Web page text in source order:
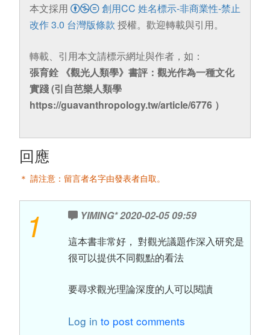
本文採用
創用CC 姓名標示-非商業性-禁止
改作 3.0 台灣版條款 授權。歡迎轉載與引用。
轉載、引用本文請標示網址與作者，如：
張育銓 《觀光人類學》書評：觀光作為一種文化
實踐 (引自芭樂人類學
https://guavanthropology.tw/article/6776 ）
回應
＊ 請注意：留言者名字由發表者自取。
1 YIMING*2020-02-05 09:59
這本書非常好， 對觀光議題作深入研究是
很可以提供不同觀點的看法
要尋求觀光理論深度的人可以閱讀
Log in to post comments